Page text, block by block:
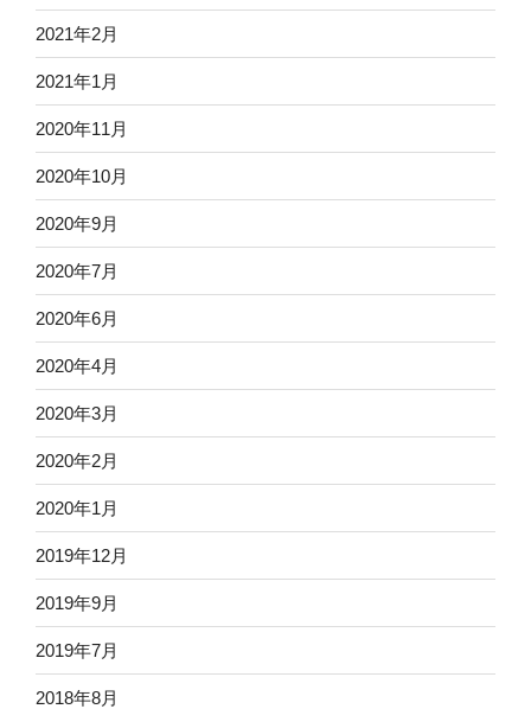
2021年2月
2021年1月
2020年11月
2020年10月
2020年9月
2020年7月
2020年6月
2020年4月
2020年3月
2020年2月
2020年1月
2019年12月
2019年9月
2019年7月
2018年8月